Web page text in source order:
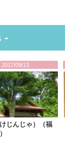
-
09/13
じんじゃ）（福